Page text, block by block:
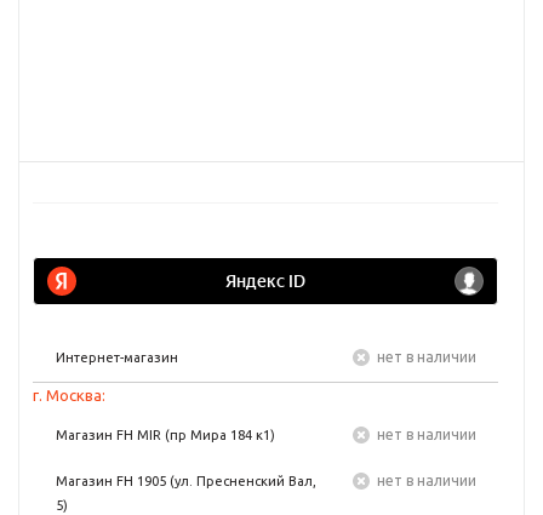
Интернет-магазин Нет в наличии
г. Москва:
Магазин FH MIR (пр Мира 184 к1) Нет в наличии
Магазин FH 1905 (ул. Пресненский Вал,
5)
Нет в наличии